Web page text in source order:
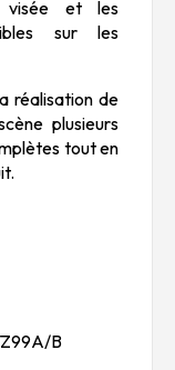
visée et les
sur les
réalisation de
plusieurs
tout en
B